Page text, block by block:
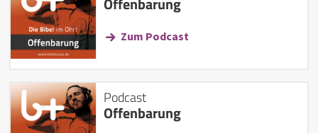
Zum Podcast
Podcast
Offenbarung